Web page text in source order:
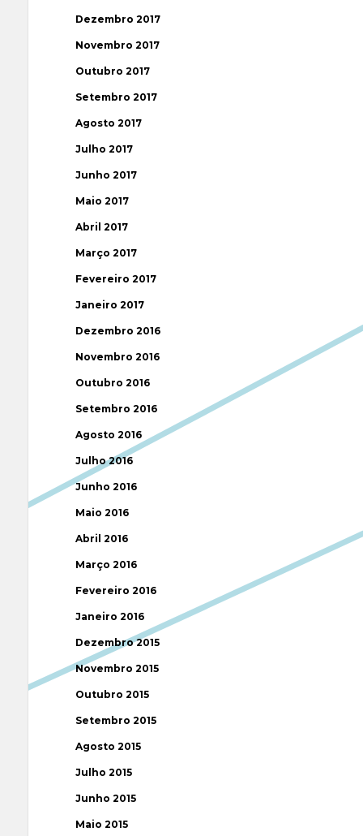
Dezembro 2017
Novembro 2017
Outubro 2017
Setembro 2017
Agosto 2017
Julho 2017
Junho 2017
Maio 2017
Abril 2017
Março 2017
Fevereiro 2017
Janeiro 2017
Dezembro 2016
Novembro 2016
Outubro 2016
Setembro 2016
Agosto 2016
Julho 2016
Junho 2016
Maio 2016
Abril 2016
Março 2016
Fevereiro 2016
Janeiro 2016
Dezembro 2015
Novembro 2015
Outubro 2015
Setembro 2015
Agosto 2015
Julho 2015
Junho 2015
Maio 2015